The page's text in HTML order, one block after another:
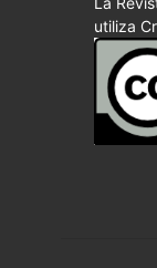
utiliza